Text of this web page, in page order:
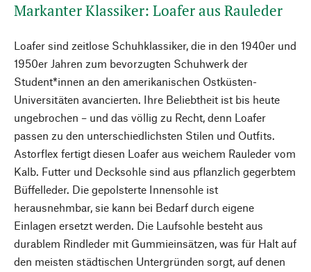
Markanter Klassiker: Loafer aus Rauleder
Loafer sind zeitlose Schuhklassiker, die in den 1940er und
1950er Jahren zum bevorzugten Schuhwerk der
Student*innen an den amerikanischen Ostküsten-
Universitäten avancierten. Ihre Beliebtheit ist bis heute
ungebrochen – und das völlig zu Recht, denn Loafer
passen zu den unterschiedlichsten Stilen und Outfits.
Astorflex fertigt diesen Loafer aus weichem Rauleder vom
Kalb. Futter und Decksohle sind aus pflanzlich gegerbtem
Büffelleder. Die gepolsterte Innensohle ist
herausnehmbar, sie kann bei Bedarf durch eigene
Einlagen ersetzt werden. Die Laufsohle besteht aus
durablem Rindleder mit Gummieinsätzen, was für Halt auf
den meisten städtischen Untergründen sorgt, auf denen